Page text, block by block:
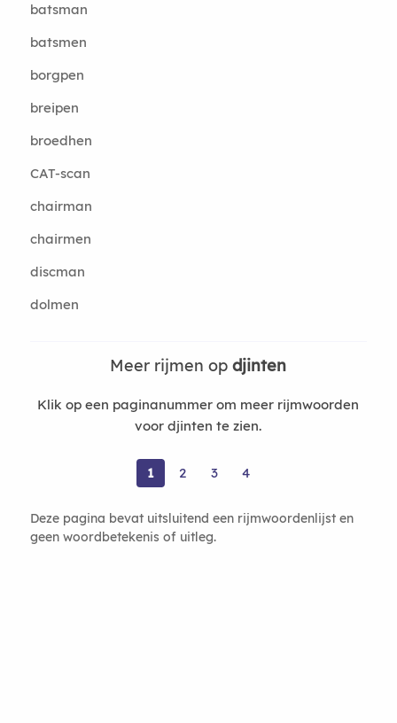
batsman
batsmen
borgpen
breipen
broedhen
CAT-scan
chairman
chairmen
discman
dolmen
Meer rijmen opdjinten
Klik op een paginanummer om meer rijmwoorden
voor djinten te zien.
1 2 3 4
Deze pagina bevat uitsluitend een rijmwoordenlijst en
geen woordbetekenis of uitleg.